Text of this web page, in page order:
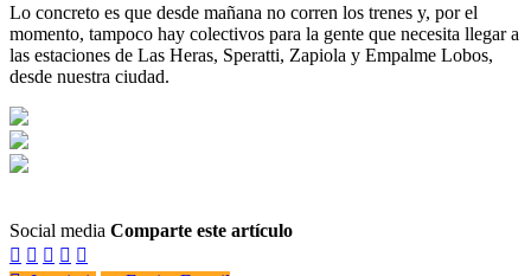
Lo concreto es que desde mañana no corren los trenes y, por el
momento, tampoco hay colectivos para la gente que necesita llegar a
las estaciones de Las Heras, Speratti, Zapiola y Empalme Lobos,
desde nuestra ciudad.
Social media Comparte este artículo
    